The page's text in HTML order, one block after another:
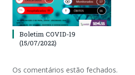
Boletim COVID-19
(15/07/2022)
Os comentários estão fechados.